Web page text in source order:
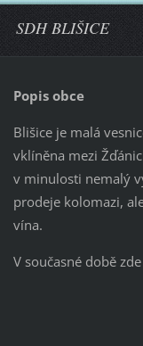
SDH BLIŠICE
Popis obce
Blišice je malá
vklíněna mezi
v minulosti nemalý
prodeje kolomazi,
vína.
V současné době